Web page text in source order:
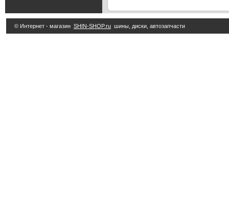
© Интернет - магазин SHIN-SHOP.ru шины, диски, автозапчасти